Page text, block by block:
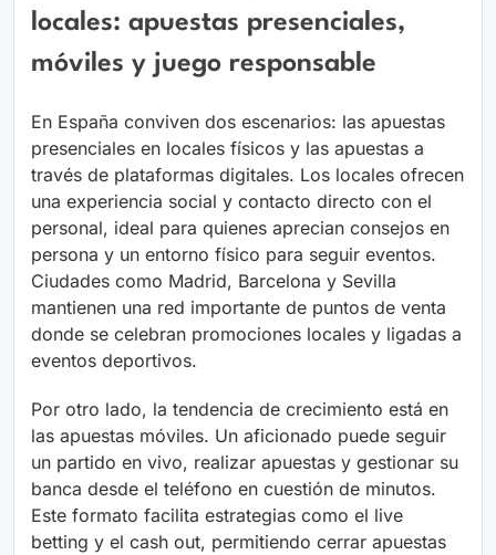
locales: apuestas presenciales,
móviles y juego responsable
En España conviven dos escenarios: las apuestas
presenciales en locales físicos y las apuestas a
través de plataformas digitales. Los locales ofrecen
una experiencia social y contacto directo con el
personal, ideal para quienes aprecian consejos en
persona y un entorno físico para seguir eventos.
Ciudades como Madrid, Barcelona y Sevilla
mantienen una red importante de puntos de venta
donde se celebran promociones locales y ligadas a
eventos deportivos.
Por otro lado, la tendencia de crecimiento está en
las apuestas móviles. Un aficionado puede seguir
un partido en vivo, realizar apuestas y gestionar su
banca desde el teléfono en cuestión de minutos.
Este formato facilita estrategias como el live
betting y el cash out, permitiendo cerrar apuestas